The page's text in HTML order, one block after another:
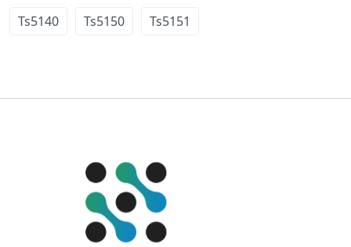
Ts5140 Ts5150 Ts5151